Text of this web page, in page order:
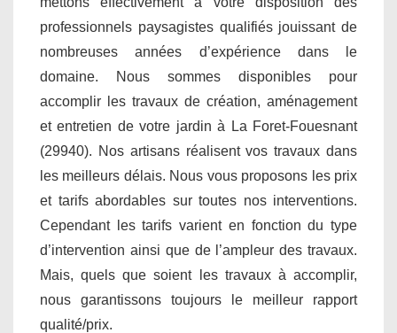
professionnels paysagistes qualifiés jouissant de
nombreuses années d’expérience dans le
domaine. Nous sommes disponibles pour
accomplir les travaux de création, aménagement
et entretien de votre jardin à La Foret-Fouesnant
(29940). Nos artisans réalisent vos travaux dans
les meilleurs délais. Nous vous proposons les prix
et tarifs abordables sur toutes nos interventions.
Cependant les tarifs varient en fonction du type
d’intervention ainsi que de l’ampleur des travaux.
Mais, quels que soient les travaux à accomplir,
nous garantissons toujours le meilleur rapport
qualité/prix.